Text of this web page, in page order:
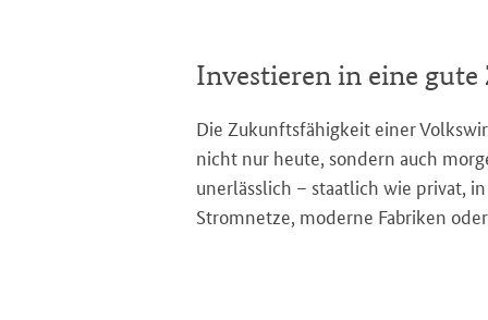
Investieren in eine
Die Zukunftsfähigkeit einer
nicht nur heute, sondern auch
unerlässlich – staatlich wie privat,
Stromnetze, moderne Fabriken